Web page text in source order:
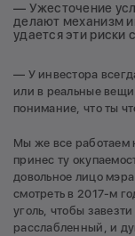
— Ужесточение
делают механизм
удается эти риски
— У инвестора
или в реальные
понимание, что ты
Мы же все работаем
принес ту
довольное лицо
смотреть в 2017-м
уголь, чтобы
расслабленный, и